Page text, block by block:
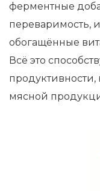
ферментные
переваримость,
обогащённые
Всё это
мясной